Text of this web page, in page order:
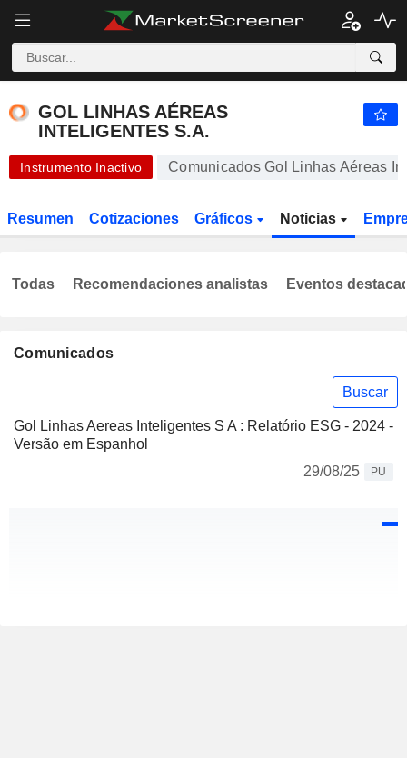
GOL LINHAS AÉREAS
INTELIGENTES S.A.
Instrumento Inactivo Comunicados Gol Linhas Aéreas
Resumen Cotizaciones Gráficos Noticias
Comunicados
Buscar
Gol Linhas Aereas Inteligentes S A : Relatório ESG - 2024 -
Versão em Espanhol
29/08/25
PU
Todas Recomendaciones analistas Eventos